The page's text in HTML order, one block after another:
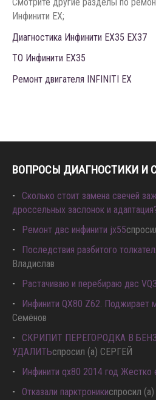
Инфинити EX;
Диагностика Инфинити EX35 EX37
ТО Инфинити EX35
Ремонт двигателя INFINITI EX
ВОПРОСЫ ДИАГНОСТИКИ И
Сколько стоит замена свечей
дроссельных заслонок и
Ремонт двс инфинити jx55
Последствия разбитого
Владислав
Растачиваю и перебираю двс
Инфинити QX80 Z62. Поджирает
Семёнов
СКРИПИТ ПЕРЕГОРОДКА В
УДАЛИТЬспросил (а) СЕРГЕЙ
Инфинити qx80 2014 год Жестко
Отказали парктроникиспросил